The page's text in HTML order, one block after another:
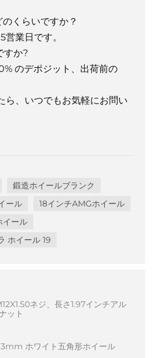
くらいですか？
営業日です。
すか?
のデポジット、出荷前の
ら、いつでもお気軽にお問い
鍛造ホイールブランク
ール
18インチAMGホイール
イール
ホイール 19
ネジ、長さ1.97インチアル
ット
ホワイト五角形ホイール